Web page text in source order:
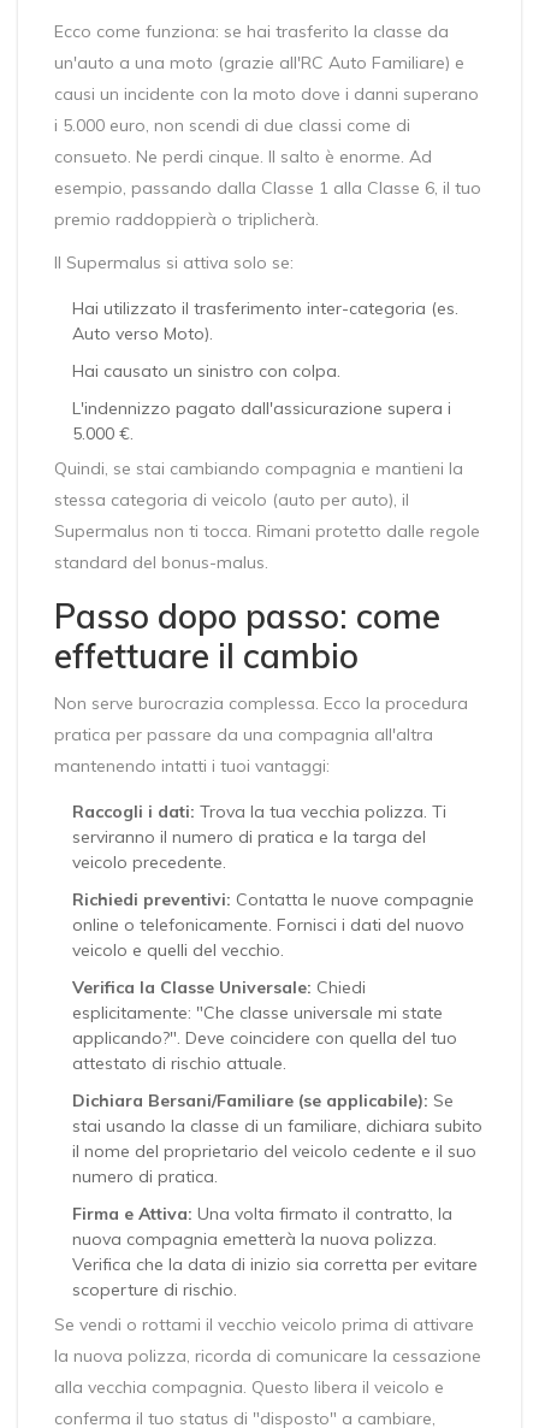
Ecco come funziona: se hai trasferito la classe da
un'auto a una moto (grazie all'RC Auto Familiare) e
causi un incidente con la moto dove i danni superano
i 5.000 euro, non scendi di due classi come di
consueto. Ne perdi cinque. Il salto è enorme. Ad
esempio, passando dalla Classe 1 alla Classe 6, il tuo
premio raddoppierà o triplicherà.
Il Supermalus si attiva solo se:
Hai utilizzato il trasferimento inter-categoria (es.
Auto verso Moto).
Hai causato un sinistro con colpa.
L'indennizzo pagato dall'assicurazione supera i
5.000 €.
Quindi, se stai cambiando compagnia e mantieni la
stessa categoria di veicolo (auto per auto), il
Supermalus non ti tocca. Rimani protetto dalle regole
standard del bonus-malus.
Passo dopo passo: come
effettuare il cambio
Non serve burocrazia complessa. Ecco la procedura
pratica per passare da una compagnia all'altra
mantenendo intatti i tuoi vantaggi:
Raccogli i dati: Trova la tua vecchia polizza. Ti
serviranno il numero di pratica e la targa del
veicolo precedente.
Richiedi preventivi: Contatta le nuove compagnie
online o telefonicamente. Fornisci i dati del nuovo
veicolo e quelli del vecchio.
Verifica la Classe Universale: Chiedi
esplicitamente: "Che classe universale mi state
applicando?". Deve coincidere con quella del tuo
attestato di rischio attuale.
Dichiara Bersani/Familiare (se applicabile): Se
stai usando la classe di un familiare, dichiara subito
il nome del proprietario del veicolo cedente e il suo
numero di pratica.
Firma e Attiva: Una volta firmato il contratto, la
nuova compagnia emetterà la nuova polizza.
Verifica che la data di inizio sia corretta per evitare
scoperture di rischio.
Se vendi o rottami il vecchio veicolo prima di attivare
la nuova polizza, ricorda di comunicare la cessazione
alla vecchia compagnia. Questo libera il veicolo e
conferma il tuo status di "disposto" a cambiare,